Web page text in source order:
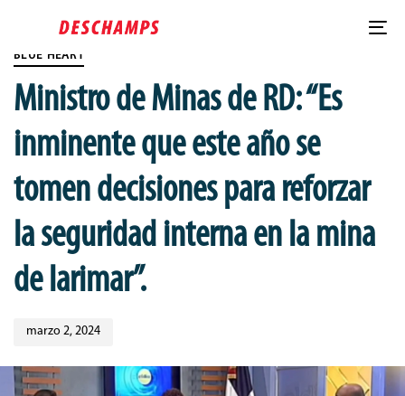
content
BLUE HEART
Ministro de Minas de RD: “Es
inminente que este año se
tomen decisiones para reforzar
la seguridad interna en la mina
de larimar”.
marzo 2, 2024